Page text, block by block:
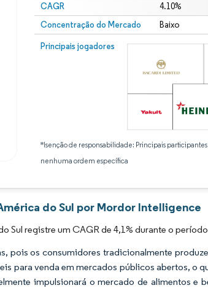
CAGR 4.10%
Concentração do Mercado Baixo
Principais jogadores
*Isenção de responsabilidade: Principais participantes
nenhuma ordem específica
do Sul por Mordor Intelligence
Sul registre um CAGR de 4,1% durante o
pois os consumidores tradicionalmente
para venda em mercados públicos abertos, o
impulsionará o mercado de alimentos e